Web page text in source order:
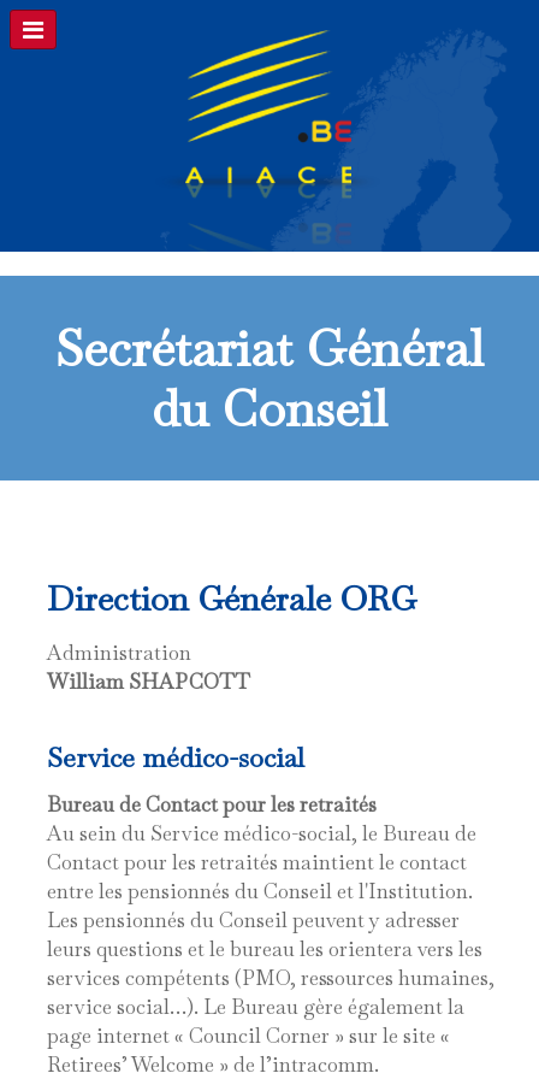
Secrétariat Général
du Conseil
Direction Générale ORG
Administration
William SHAPCOTT
Service médico-social
Bureau de Contact pour les retraités
Au sein du Service médico-social, le Bureau de
Contact pour les retraités maintient le contact
entre les pensionnés du Conseil et l'Institution.
Les pensionnés du Conseil peuvent y adresser
leurs questions et le bureau les orientera vers les
services compétents (PMO, ressources humaines,
service social…). Le Bureau gère également la
page internet « Council Corner » sur le site «
Retirees’ Welcome » de l’intracomm.